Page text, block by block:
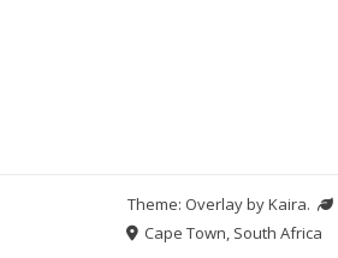
Theme: Overlay byKaira.
Cape Town, South Africa